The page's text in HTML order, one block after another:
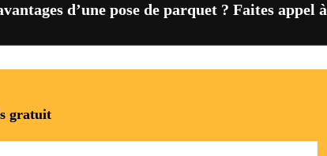
d’une pose de parquet ? Faites
gratuit